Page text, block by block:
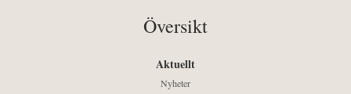
Översikt
Aktuellt
Nyheter